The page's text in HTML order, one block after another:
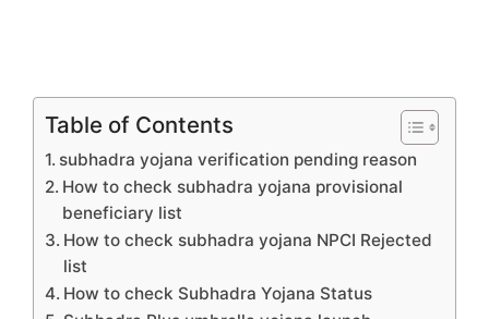
Table of Contents
subhadra yojana verification pending reason
How to check subhadra yojana provisional
beneficiary list
How to check subhadra yojana NPCI Rejected
list
How to check Subhadra Yojana Status